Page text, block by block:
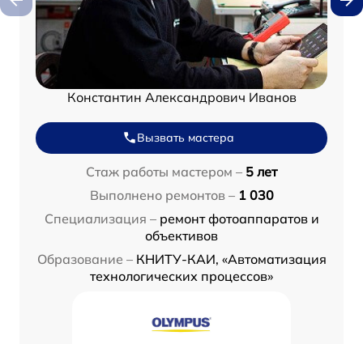
Константин Александрович Иванов
Вызвать мастера
Стаж работы мастером – 5 лет
Выполнено ремонтов – 1 030
Специализация – ремонт фотоаппаратов и
объективов
Образование – КНИТУ-КАИ, «Автоматизация
технологических процессов»